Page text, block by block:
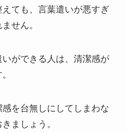
ても、言葉遣いが悪すぎ
せん。
ができる人は、清潔感が
を台無しにしてしまわな
ましょう。